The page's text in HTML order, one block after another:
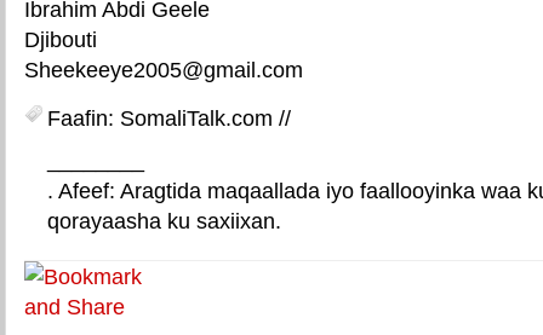
Ibrahim Abdi Geele
Djibouti
Sheekeeye2005@gmail.com
Faafin: SomaliTalk.com //
. Afeef: Aragtida maqaallada iyo faallooyinka waa
qorayaasha ku saxiixan.